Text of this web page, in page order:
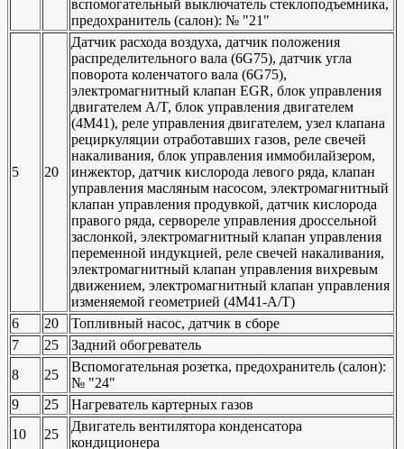
вспомогательный выключатель стеклоподъемника,
предохранитель (салон): № "21"
5 20
Датчик расхода воздуха, датчик положения
распределительного вала (6G75), датчик угла
поворота коленчатого вала (6G75),
электромагнитный клапан EGR, блок управления
двигателем A/T, блок управления двигателем
(4M41), реле управления двигателем, узел клапана
рециркуляции отработавших газов, реле свечей
накаливания, блок управления иммобилайзером,
инжектор, датчик кислорода левого ряда, клапан
управления масляным насосом, электромагнитный
клапан управления продувкой, датчик кислорода
правого ряда, сервореле управления дроссельной
заслонкой, электромагнитный клапан управления
переменной индукцией, реле свечей накаливания,
электромагнитный клапан управления вихревым
движением, электромагнитный клапан управления
изменяемой геометрией (4M41-A/T)
6
20
Топливный насос, датчик в сборе
7
25
Задний обогреватель
8
25
Вспомогательная розетка, предохранитель (салон):
№ "24"
9
25
Нагреватель картерных газов
10
25
Двигатель вентилятора конденсатора
кондиционера